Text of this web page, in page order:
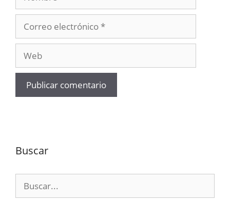
electrónico
Buscar